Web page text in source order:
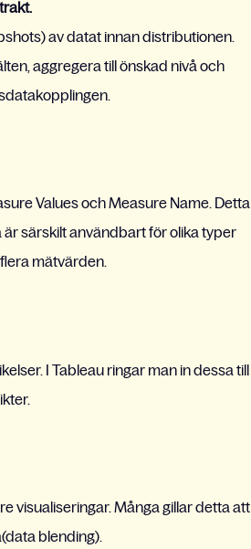
av datat innan distributionen.
aggregera till önskad nivå och
Values och Measure Name. Detta
särskilt användbart för olika typer
mätvärden.
I Tableau ringar man in dessa till
visualiseringar. Många gillar detta att
blending).